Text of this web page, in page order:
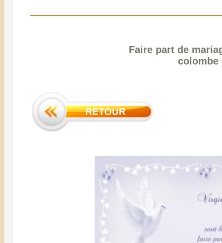
Faire part de
colombe